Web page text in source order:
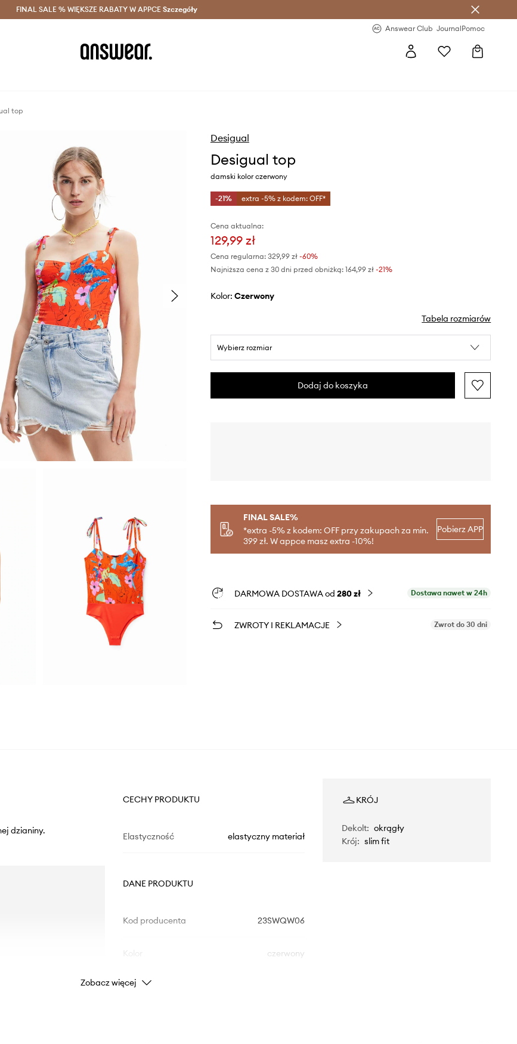
z Answear Club > Dostawa nawet w 24h >
FINAL SALE % WIĘKSZE RABATY W APPCE Szczegóły
Answear Club JournalPomoc
top
Desigual
Desigual top
damski kolor czerwony
-21% extra -5% z kodem: OFF*
Cena aktualna:
129,99 zł
Cena regularna: 329,99 zł-60%
Najniższa cena z 30 dni przed obniżką: 164,99 zł -21%
Kolor: czerwony
Tabela rozmiarów
Wybierz rozmiar
Dodaj do koszyka
FINAL SALE%
*extra -5% z kodem: OFF przy zakupach za min.
399 zł. W appce masz extra -10%!
Pobierz APP
DARMOWA DOSTAWA od 280 zł Dostawa nawet w 24h
ZWROTY I REKLAMACJE Zwrot do 30 dni
dzianiny.
CECHY PRODUKTU
Elastyczność elastyczny materiał
DANE PRODUKTU
Kod producenta 23SWQW06
czerwony
Marka
KRÓJ
Dekolt: okrągły
Krój: slim fit
Zobacz więcej